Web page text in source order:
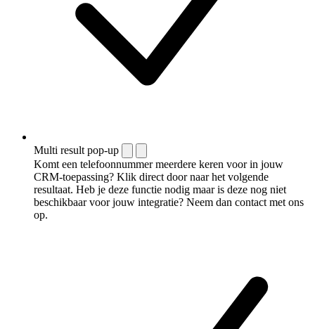
Multi result pop-up
Komt een telefoonnummer meerdere keren voor in jouw
CRM-toepassing? Klik direct door naar het volgende
resultaat. Heb je deze functie nodig maar is deze nog niet
beschikbaar voor jouw integratie? Neem dan contact met ons
op.